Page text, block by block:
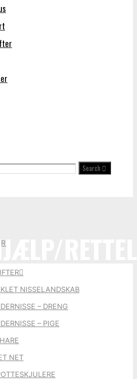
Search
NISSELANDSKAB
– DRENG
– PIGE
NET